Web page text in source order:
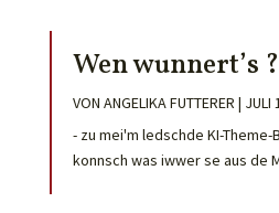
Wen wunnert’s ?
VON ANGELIKA FUTTERER | JULI
- zu mei'm ledschde KI-
konnsch was iwwer se aus de